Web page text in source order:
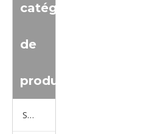
catégorie
de
produit
Série de camions Sinotruk